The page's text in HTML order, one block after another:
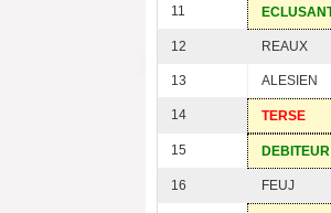
11
12 REAUX
13 ALESIEN
14 TERSE
15 DEBITEUR
16 FEUJ